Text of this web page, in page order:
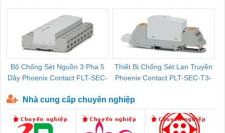
Bộ Chống Sét Nguồn 3 Pha 5
Dây Phoenix Contact FLT-SEC-
Thiết Bị Chống Sét Lan Truyền
Phoenix Contact PLT-SEC-T3-
Nhà cung cấp chuyên nghiệp